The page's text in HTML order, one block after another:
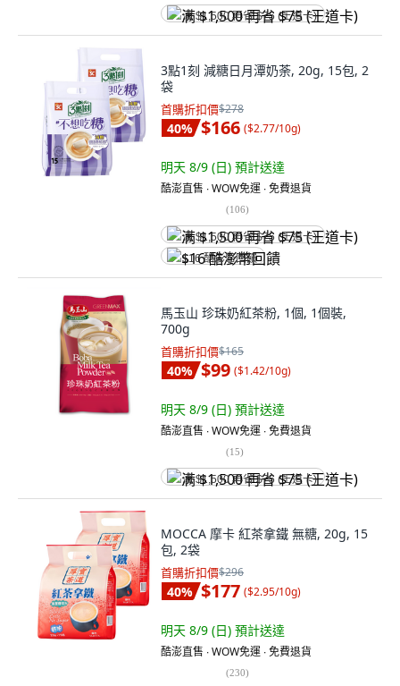
满 $1,500 再省 $75 (王道卡)
3點1刻 減糖日月潭奶荼, 20g, 15包, 2
袋
首購折扣價$278
40% $166 ($2.77/10g)
明天 8/9 (日) 預計送達
酷澎直售 ∙ WOW免運 ∙ 免費退貨
(106)
满 $1,500 再省 $75 (王道卡)
$16 酷澎幣回饋
馬玉山 珍珠奶紅茶粉, 1個, 1個裝,
700g
首購折扣價$165
40% $99 ($1.42/10g)
明天 8/9 (日) 預計送達
酷澎直售 ∙ WOW免運 ∙ 免費退貨
(15)
满 $1,500 再省 $75 (王道卡)
MOCCA 摩卡 紅茶拿鐵 無糖, 20g, 15
包, 2袋
首購折扣價$296
40% $177 ($2.95/10g)
明天 8/9 (日) 預計送達
酷澎直售 ∙ WOW免運 ∙ 免費退貨
(230)